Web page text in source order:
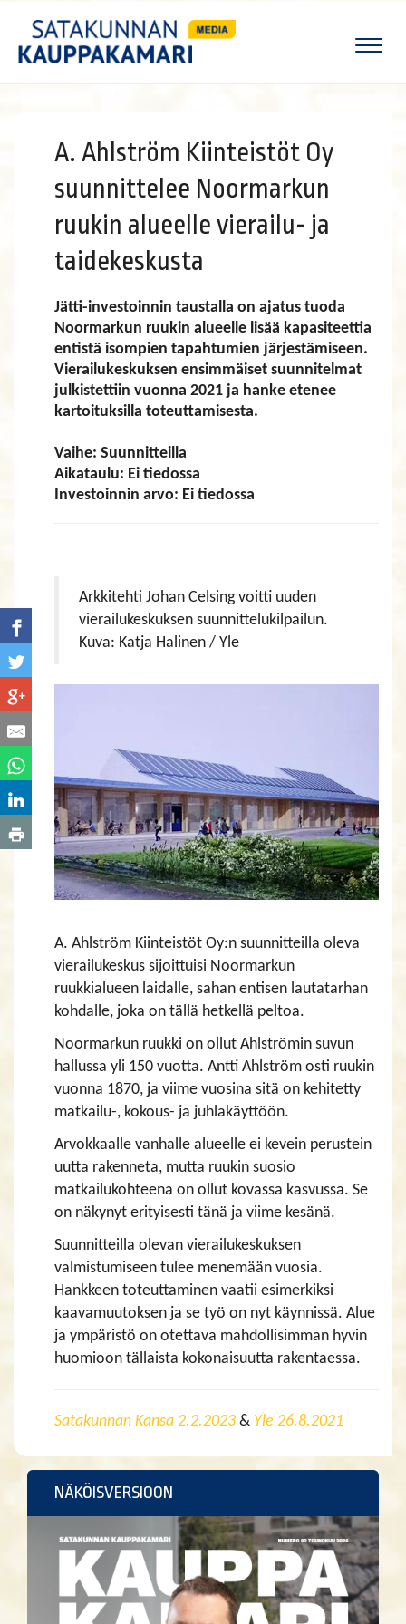
A. Ahlström Kiinteistöt Oy
suunnittelee Noormarkun
ruukin alueelle vierailu- ja
taidekeskusta
Jätti-investoinnin taustalla on ajatus tuoda
Noormarkun ruukin alueelle lisää kapasiteettia
entistä isompien tapahtumien järjestämiseen.
Vierailukeskuksen ensimmäiset suunnitelmat
julkistettiin vuonna 2021 ja hanke etenee
kartoituksilla toteuttamisesta.
Vaihe: Suunnitteilla
Aikataulu: Ei tiedossa
Investoinnin arvo: Ei tiedossa
Arkkitehti Johan Celsing voitti uuden
vierailukeskuksen suunnittelukilpailun.
​​​​​​​Kuva: Katja Halinen / Yle
A. Ahlström Kiinteistöt Oy:n suunnitteilla oleva
vierailukeskus sijoittuisi Noormarkun
ruukkialueen laidalle, sahan entisen lautatarhan
kohdalle, joka on tällä hetkellä peltoa.
Noormarkun ruukki on ollut Ahlströmin suvun
hallussa yli 150 vuotta. Antti Ahlström osti ruukin
vuonna 1870, ja viime vuosina sitä on kehitetty
matkailu-, kokous- ja juhlakäyttöön.
Arvokkaalle vanhalle alueelle ei kevein perustein
uutta rakenneta, mutta ruukin suosio
matkailukohteena on ollut kovassa kasvussa. Se
on näkynyt erityisesti tänä ja viime kesänä.
Suunnitteilla olevan vierailukeskuksen
valmistumiseen tulee menemään vuosia.
Hankkeen toteuttaminen vaatii esimerkiksi
kaavamuutoksen ja se työ on nyt käynnissä. Alue
ja ympäristö on otettava mahdollisimman hyvin
huomioon tällaista kokonaisuutta rakentaessa.
Satakunnan Kansa 2.2.2023 & Yle 26.8.2021
NÄKÖISVERSIOON